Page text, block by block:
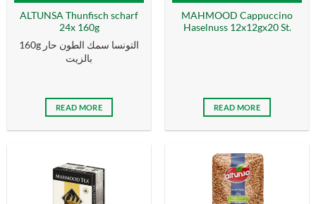
ALTUNSA Thunfisch scharf
24x 160g
160g التونسا سمك الطون حار
بالزیت
READ MORE
MAHMOOD Cappuccino
Haselnuss 12x12gx20 St.
READ MORE